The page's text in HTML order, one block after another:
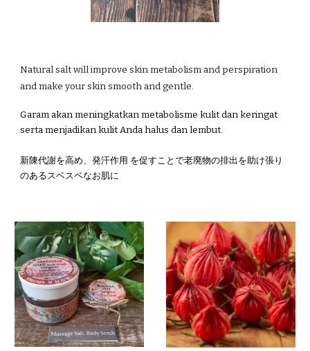
Natural salt willimprove skin metabolism and perspiration
and make your skin smooth and gentle.
Garam akan meningkatkan metabolisme kulit dan keringat
serta menjadikan kulit Anda halus dan lembut.
新陳代謝を高め、発汗作用 を促すことで老廃物の排出を助け張り
のあるスベスベなお肌に